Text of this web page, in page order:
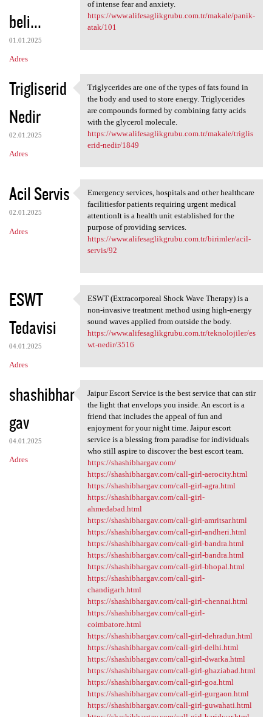
r
z
e
beli...
01.01.2025
Adres
of intense fear and anxiety.
https://www.alifesaglikgrubu.com.tr/makale/panik-
atak/101
Trigliserid
Nedir
02.01.2025
Adres
Triglycerides are one of the
Triglycerides are one of the types of fats found in
the body and used to store energy. Triglycerides
are compounds formed by combining fatty acids
with the glycerol molecule.
https://www.alifesaglikgrubu.com.tr/makale/triglis
erid-nedir/1849
Acil Servis
02.01.2025
Adres
Emergency services, hospitals
Emergency services, hospitals and other healthcare
facilitiesfor patients requiring urgent medical
attentionIt is a health unit established for the
purpose of providing services.
https://www.alifesaglikgrubu.com.tr/birimler/acil-
servis/92
ESWT
Tedavisi
04.01.2025
Adres
ESWT (Extracorporeal Shock
ESWT (Extracorporeal Shock Wave Therapy) is a
non-invasive treatment method using high-energy
sound waves applied from outside the body.
https://www.alifesaglikgrubu.com.tr/teknolojiler/es
wt-nedir/3516
shashibhar
gav
04.01.2025
Adres
Jaipur Escort Service is the
Jaipur Escort Service is the best service that can stir
the light that envelops you inside. An escort is a
friend that includes the appeal of fun and
enjoyment for your night time. Jaipur escort
service is a blessing from paradise for individuals
who still aspire to discover the best escort team.
https://shashibhargav.com/
https://shashibhargav.com/call-girl-aerocity.html
https://shashibhargav.com/call-girl-agra.html
https://shashibhargav.com/call-girl-
ahmedabad.html
https://shashibhargav.com/call-girl-amritsar.html
https://shashibhargav.com/call-girl-andheri.html
https://shashibhargav.com/call-girl-bandra.html
https://shashibhargav.com/call-girl-bandra.html
https://shashibhargav.com/call-girl-bhopal.html
https://shashibhargav.com/call-girl-
chandigarh.html
https://shashibhargav.com/call-girl-chennai.html
https://shashibhargav.com/call-girl-
coimbatore.html
https://shashibhargav.com/call-girl-dehradun.html
https://shashibhargav.com/call-girl-delhi.html
https://shashibhargav.com/call-girl-dwarka.html
https://shashibhargav.com/call-girl-ghaziabad.html
https://shashibhargav.com/call-girl-goa.html
https://shashibhargav.com/call-girl-gurgaon.html
https://shashibhargav.com/call-girl-guwahati.html